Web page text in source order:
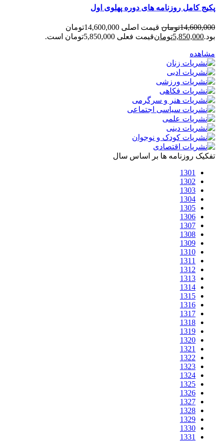
پکیج کامل روزنامه های دوره پهلوی اول
14,600,000تومان
قیمت اصلی 14,600,000تومان
بود.5,850,000تومانقیمت فعلی 5,850,000تومان است.
مشاهده
تفکیک روزنامه ها بر اساس سال
1301
1302
1303
1304
1305
1306
1307
1308
1309
1310
1311
1312
1313
1314
1315
1316
1317
1318
1319
1320
1321
1322
1323
1324
1325
1326
1327
1328
1329
1330
1331